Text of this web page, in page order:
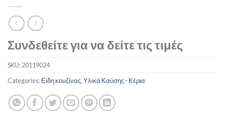
Συνδεθείτε για να δείτε τις τιμές
SKU:20119024
Categories:Είδη κουζίνας,Υλικά Καύσης - Κέρια